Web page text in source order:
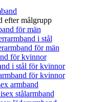
efter målgrupp
för män
i stål
för män
för kvinnor
i stål för kvinnor
för kvinnor
armband
stålarmband